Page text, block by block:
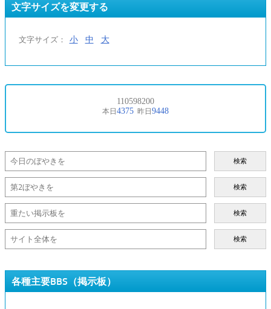
文字サイズを変更する
文字サイズ： 小 中 大
検索
検索
検索
検索
各種主要BBS（掲示板）